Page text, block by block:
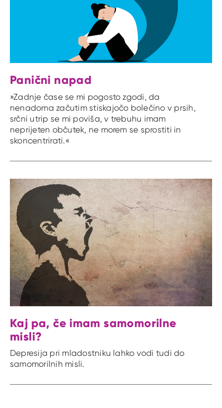
Panični napad
»Zadnje čase se mi pogosto zgodi, da
nenadoma začutim stiskajočo bolečino v prsih,
srčni utrip se mi poviša, v trebuhu imam
neprijeten občutek, ne morem se sprostiti in
skoncentrirati.«
Kaj pa, če imam samomorilne
misli?
Depresija pri mladostniku lahko vodi tudi do
samomorilnih misli.